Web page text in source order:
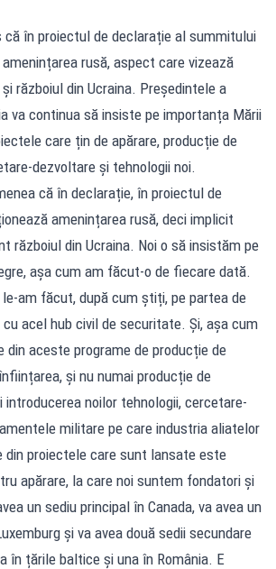
că în proiectul de declarație al summitului
rusă, aspect care vizează
războiul din Ucraina. Președintele a
va continua să insiste pe importanța Mării
care țin de apărare, producție de
dezvoltare și tehnologii noi.
că în declarație, în proiectul de
amenințarea rusă, deci implicit
războiul din Ucraina. Noi o să insistăm pe
așa cum am făcut-o de fiecare dată.
am făcut, după cum știți, pe partea de
cu acel hub civil de securitate. Și, așa cum
din aceste programe de producție de
și nu numai producție de
introducerea noilor tehnologii, cercetare-
militare pe care industria aliatelor
din proiectele care sunt lansate este
apărare, la care noi suntem fondatori și
un sediu principal în Canada, va avea un
și va avea două sedii secundare
în țările baltice și una în România. E